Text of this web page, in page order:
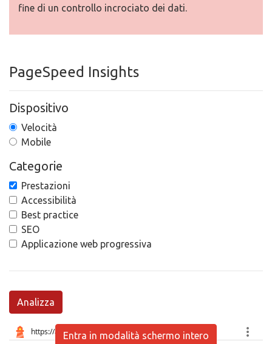
fine di un controllo incrociato dei dati.
PageSpeed Insights
Dispositivo
Velocità
Mobile
Categorie
Prestazioni
Accessibilità
Best practice
SEO
Applicazione web progressiva
Analizza
Entra in modalità schermo intero